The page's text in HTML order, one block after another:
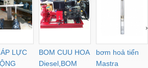
LỰC
BOM CUU HOA
Diesel,BOM
bơm hoả tiển
Mastra
›